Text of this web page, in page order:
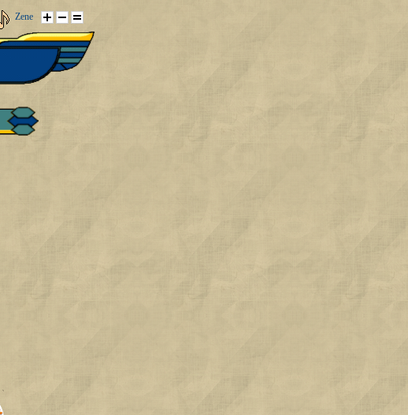
Zene